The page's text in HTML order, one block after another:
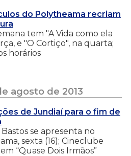
do Polytheama recriam
tem "A Vida como ela
e "O Cortiço", na quarta;
horários
agosto de 2013
de Jundiaí para o fim de
se apresenta no
sexta (16); Cineclube
“Quase Dois Irmãos”